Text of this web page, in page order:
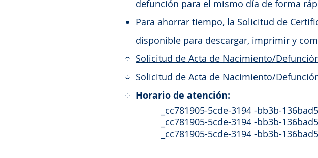
defunción para el mismo día de forma
Para ahorrar tiempo, la Solicitud de
disponible para descargar, imprimir y
Solicitud de Acta de Nacimiento/
Solicitud de Acta de Nacimiento/
Horario de atención:
_cc781905-5cde-3194 -bb3b-
_cc781905-5cde-3194 -bb3b-
_cc781905-5cde-3194 -bb3b-